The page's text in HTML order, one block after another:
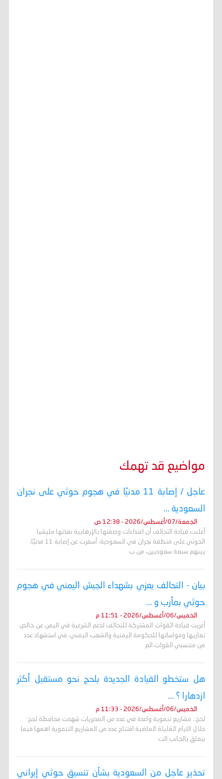
مواضيع قد تهمك
عاجل / إصابة 11 مدنيًا في هجوم حوثي على نجران
السعودية ...
الجمعة/07/أغسطس/2026 - 12:38 ص
أعلنت قيادة التحالف أن اعتداءات وصفتها بالإرهابية نفذتها مليشيا
الحوثي على منطقة نجران في السعودية، أسفرت عن إصابة 11 مدنيًا،
بينهم سبعة سعوديين، من ب
بيان - التحالف يعزي بشهداء الجيش اليمني في هجوم
حوثي بمأرب و ...
الخميس/06/أغسطس/2026 - 11:51 م
أعربت قيادة القوات المشتركة للتحالف لدعم الشرعية في اليمن عن خالص
تعازيها ومواساتها للحكومة اليمنية والشعب اليمني، في استشهاد عدد
من منتسبي القوات الم
هل ستخطو القيادة الجديدة بلحج نحو مستقبل أكثر
ازدهارا ؟ ...
الخميس/06/أغسطس/2026 - 11:33 م
لحج.. مشاريع تنموية واعدة في عدد من المديريات شهدت محافظة لحج
خلال الايام القليلة الماضية افتتاح عدد من المشاريع التنموية اهمها فيما
يتعلق بالجانب الت
تحذير عاجل من السعودية بشأن تنسيق حوثي إيراني